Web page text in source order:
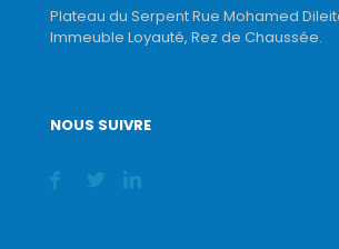
Plateau du Serpent Rue Mohamed
Immeuble Loyauté, Rez de Chaussée.
NOUS SUIVRE